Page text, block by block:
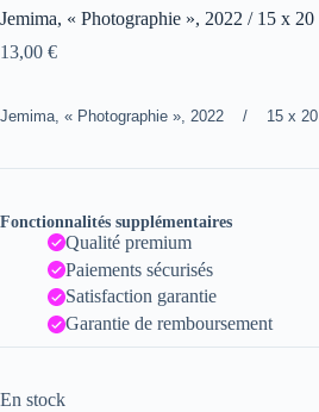
Jemima, « Photographie », 2022 / 15 x 20
13,00 €
Jemima, « Photographie », 2022 / 15 x 20
Fonctionnalités supplémentaires
Qualité premium
Paiements sécurisés
Satisfaction garantie
Garantie de remboursement
En stock